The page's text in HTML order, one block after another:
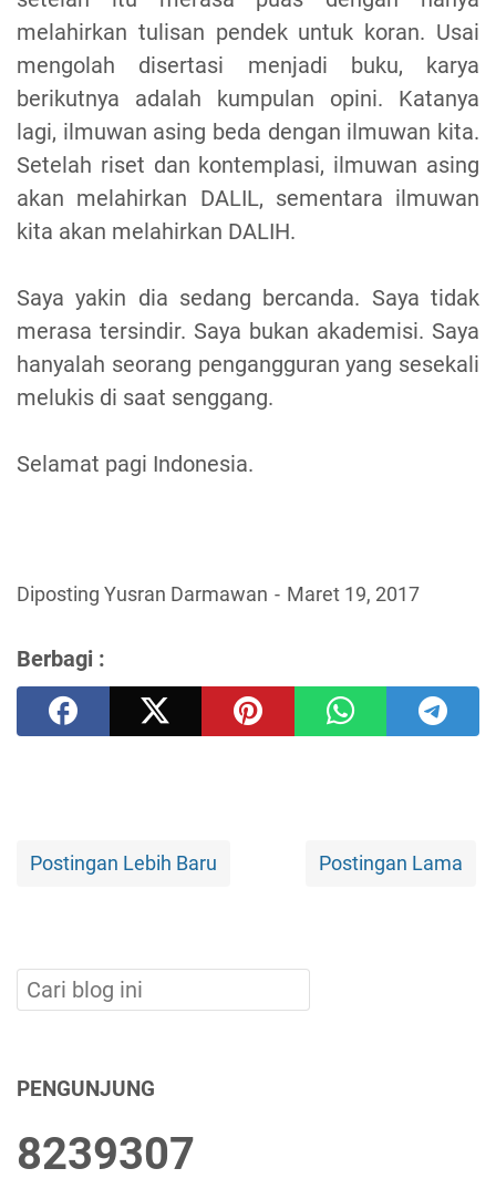
melahirkan tulisan pendek untuk koran. Usai
mengolah disertasi menjadi buku, karya
berikutnya adalah kumpulan opini. Katanya
lagi, ilmuwan asing beda dengan ilmuwan kita.
Setelah riset dan kontemplasi, ilmuwan asing
akan melahirkan DALIL, sementara ilmuwan
kita akan melahirkan DALIH.
Saya yakin dia sedang bercanda. Saya tidak
merasa tersindir. Saya bukan akademisi. Saya
hanyalah seorang pengangguran yang sesekali
melukis di saat senggang.
Selamat pagi Indonesia.
Diposting Yusran Darmawan Maret 19, 2017
Berbagi :
Postingan Lebih Baru Postingan Lama
PENGUNJUNG
8239307